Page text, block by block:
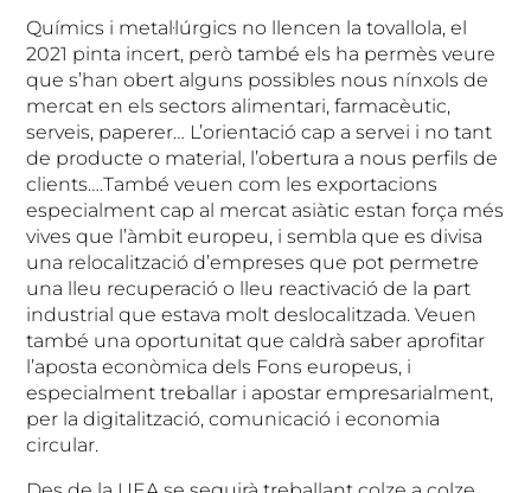
Químics i metal·lúrgics no llencen la tovallola, el
2021 pinta incert, però també els ha permès veure
que s’han obert alguns possibles nous nínxols de
mercat en els sectors alimentari, farmacèutic,
serveis, paperer… L’orientació cap a servei i no tant
de producte o material, l’obertura a nous perfils de
clients….També veuen com les exportacions
especialment cap al mercat asiàtic estan força més
vives que l’àmbit europeu, i sembla que es divisa
una relocalització d’empreses que pot permetre
una lleu recuperació o lleu reactivació de la part
industrial que estava molt deslocalitzada. Veuen
també una oportunitat que caldrà saber aprofitar
l’aposta econòmica dels Fons europeus, i
especialment treballar i apostar empresarialment,
per la digitalització, comunicació i economia
circular.